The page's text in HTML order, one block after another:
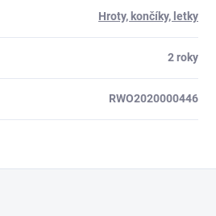
Hroty, končíky, letky
2 roky
RWO2020000446